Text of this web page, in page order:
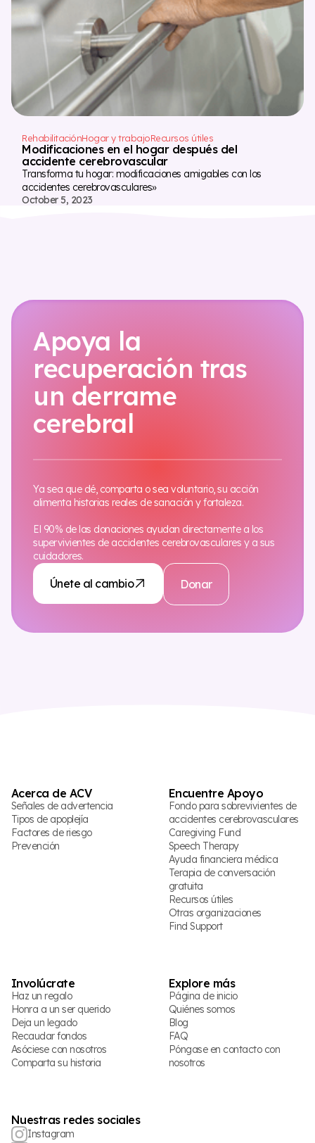
RehabilitaciónHogar y trabajoRecursos útiles
Modificaciones en el hogar después del
accidente cerebrovascular
Transforma tu hogar: modificaciones amigables con los
accidentes cerebrovasculares»
October 5, 2023
Apoya la
recuperación tras
un derrame
cerebral
Únete al cambio Donar
Ya sea que dé, comparta o sea voluntario, su acción
alimenta historias reales de sanación y fortaleza.
El 90% de las donaciones ayudan directamente a los
supervivientes de accidentes cerebrovasculares y a sus
cuidadores.
Acerca de ACV
Señales de advertencia
Tipos de apoplejía
Factores de riesgo
Prevención
Encuentre Apoyo
Fondo para sobrevivientes de
accidentes cerebrovasculares
Caregiving Fund
Speech Therapy
Ayuda financiera médica
Terapia de conversación
gratuita
Recursos útiles
Otras organizaciones
Find Support
Involúcrate
Haz un regalo
Honra a un ser querido
Deja un legado
Recaudar fondos
Asóciese con nosotros
Comparta su historia
Explore más
Página de inicio
Quiénes somos
Blog
FAQ
Póngase en contacto con
nosotros
Nuestras redes sociales
Instagram